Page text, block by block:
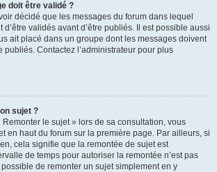
doit être validé ?
décidé que les messages du forum dans lequel
validés avant d’être publiés. Il est possible aussi
ait placé dans un groupe dont les messages doivent
publiés. Contactez l’administrateur pour plus
sujet ?
le sujet » lors de sa consultation, vous
en haut du forum sur la première page. Par ailleurs, si
cela signifie que la remontée de sujet est
de temps pour autoriser la remontée n’est pas
de remonter un sujet simplement en y